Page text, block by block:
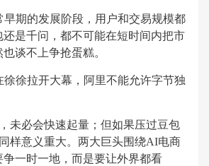
期的发展阶段，用户和交易规模都
是千问，都不可能在短时间内把市
谈不上争抢蛋糕。
徐拉开大幕，阿里不能允许字节独
未必会快速起量；但如果压过豆包
样意义重大。两大巨头围绕AI电商
争一时一地，而是要让外界都看